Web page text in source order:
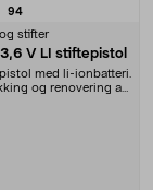
94anmeldelser
stifter
3,6 V LI stiftepistol
med li-ionbatteri.
og renovering av